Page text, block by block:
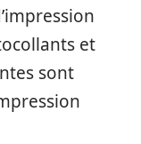
et
sont